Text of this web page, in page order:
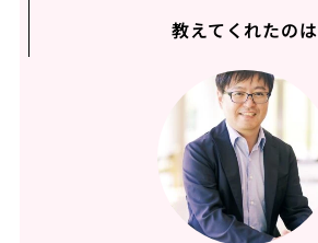
教えてくれたのは